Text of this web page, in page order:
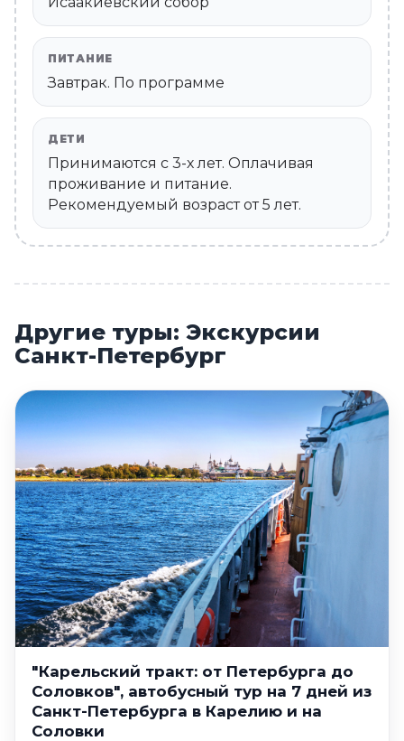
ПИТАНИЕ
Завтрак. По программе
ДЕТИ
Принимаются c 3-х лет. Оплачивая
проживание и питание.
Рекомендуемый возраст от 5 лет.
Другие туры: Экскурсии
Санкт-Петербург
"Карельский тракт: от Петербурга до
Соловков", автобусный тур на 7 дней из
Санкт-Петербурга в Карелию и на
Соловки